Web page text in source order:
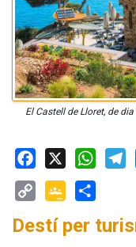
El Castell de Lloret, de
Facebook
X WhatsApp
Link
Classroom
Destí per